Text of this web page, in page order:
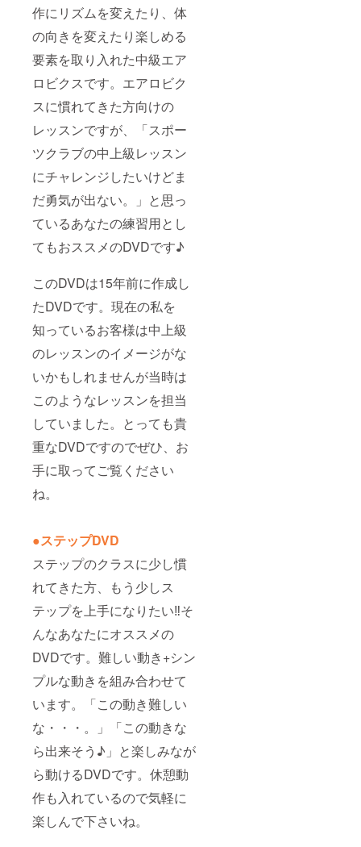
作にリズムを変えたり、体
の向きを変えたり楽しめる
要素を取り入れた中級エア
ロビクスです。エアロビク
スに慣れてきた方向けの
レッスンですが、「スポー
ツクラブの中上級レッスン
にチャレンジしたいけどま
だ勇気が出ない。」と思っ
ているあなたの練習用とし
てもおススメのDVDです♪
このDVDは15年前に作成し
たDVDです。現在の私を
知っているお客様は中上級
のレッスンのイメージがな
いかもしれませんが当時は
このようなレッスンを担当
していました。とっても貴
重なDVDですのでぜひ、お
手に取ってご覧ください
ね。
●ステップDVD
ステップのクラスに少し慣
れてきた方、もう少しス
テップを上手になりたい‼そ
んなあなたにオススメの
DVDです。難しい動き+シン
プルな動きを組み合わせて
います。「この動き難しい
な・・・。」「この動きな
ら出来そう♪」と楽しみなが
ら動けるDVDです。休憩動
作も入れているので気軽に
楽しんで下さいね。